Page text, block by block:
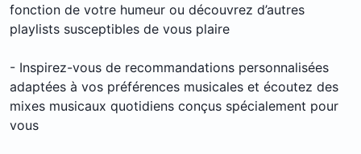
fonction de votre humeur ou découvrez d’autres
playlists susceptibles de vous plaire
- Inspirez-vous de recommandations personnalisées
adaptées à vos préférences musicales et écoutez des
mixes musicaux quotidiens conçus spécialement pour
vous